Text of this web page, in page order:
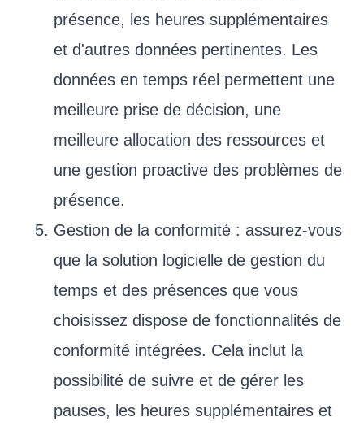
présence, les heures supplémentaires
et d'autres données pertinentes. Les
données en temps réel permettent une
meilleure prise de décision, une
meilleure allocation des ressources et
une gestion proactive des problèmes de
présence.
Gestion de la conformité : assurez-vous
que la solution logicielle de gestion du
temps et des présences que vous
choisissez dispose de fonctionnalités de
conformité intégrées. Cela inclut la
possibilité de suivre et de gérer les
pauses, les heures supplémentaires et